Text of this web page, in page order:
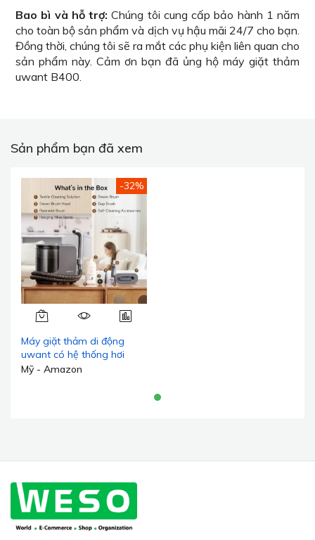
Bao bì và hỗ trợ: Chúng tôi cung cấp bảo hành 1 năm
cho toàn bộ sản phẩm và dịch vụ hậu mãi 24/7 cho bạn.
Đồng thời, chúng tôi sẽ ra mắt các phụ kiện liên quan cho
sản phẩm này. Cảm ơn bạn đã ủng hộ máy giặt thảm
uwant B400.
Sản phẩm bạn đã xem
-32%
Máy giặt thảm di động
uwant có hệ thống hơi
nước và sưởi ấm, lực hút
Mỹ - Amazon